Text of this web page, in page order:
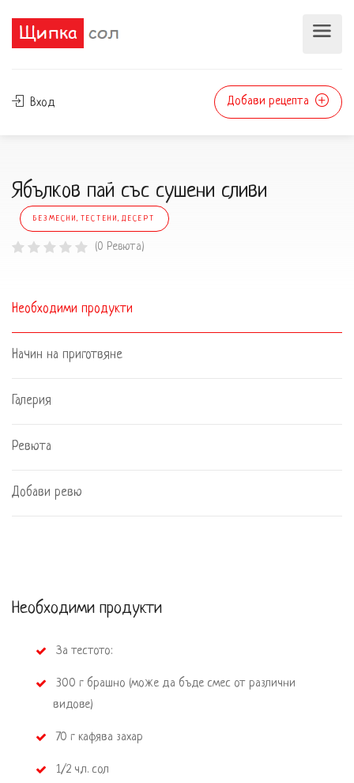
Вход Добави рецепта
Ябълков пай със сушени сливи
БЕЗМЕСНИ,ТЕСТЕНИ,ДЕСЕРТ
(0 Ревюта)
Необходими продукти
Начин на приготвяне
Галерия
Ревюта
Добави ревю
Необходими продукти
За тестото:
300 г брашно (може да бъде смес от различни
видове)
70 г кафява захар
1/2 ч.л. сол